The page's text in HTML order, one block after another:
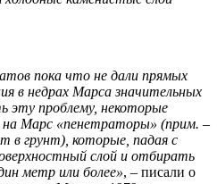
пока что не дали прямых
в недрах Марса значительных
эту проблему, некоторые
на Марс «пенетраторы» (прим. –
в грунт), которые, падая с
слой и отбирать
метр или более», – писали о